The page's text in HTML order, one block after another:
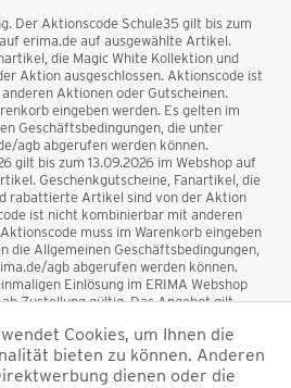
Der Aktionscode Schule35 gilt bis zum
auf erima.de auf ausgewählte Artikel.
die Magic White Kollektion und
Aktion ausgeschlossen. Aktionscode ist
Aktionen oder Gutscheinen.
eingeben werden. Es gelten im
Geschäftsbedingungen, die unter
agb abgerufen werden können.
gilt bis zum 13.09.2026 im Webshop auf
Geschenkgutscheine, Fanartikel, die
rabattierte Artikel sind von der Aktion
ist nicht kombinierbar mit anderen
muss im Warenkorb eingeben
die Allgemeinen Geschäftsbedingungen,
agb abgerufen werden können.
Einlösung im ERIMA Webshop
Zustellung gültig. Das Angebot gilt
sind vom Rabatt ausgeschlossen. Der
anderen Aktionen oder Gutscheinen
beträgt 50 €
Cookies, um Ihnen die
bieten zu können. Anderen
dienen oder die